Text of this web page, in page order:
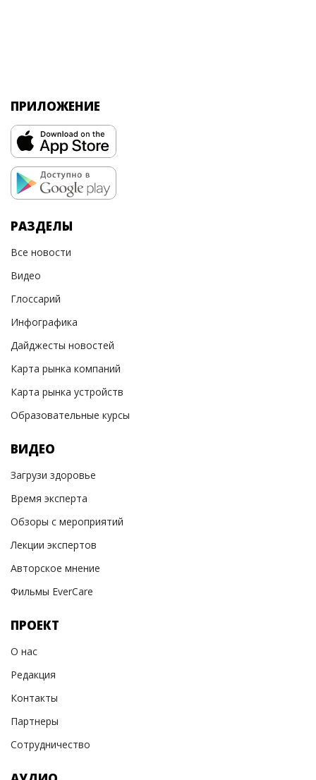
ПРИЛОЖЕНИЕ
РАЗДЕЛЫ
Все новости
Видео
Глоссарий
Инфографика
Дайджесты новостей
Карта рынка компаний
Карта рынка устройств
Образовательные курсы
ВИДЕО
Загрузи здоровье
Время эксперта
Обзоры с мероприятий
Лекции экспертов
Авторское мнение
Фильмы EverCare
ПРОЕКТ
О нас
Редакция
Контакты
Партнеры
Сотрудничество